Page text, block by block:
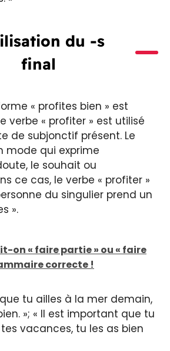
du -s
final
« profites bien » est
verbe « profiter » est utilisé
de subjonctif présent. Le
mode qui exprime
le souhait ou
ce cas, le verbe « profiter »
du singulier prend un
».
on « faire partie » ou « faire
correcte !
que tu ailles à la mer demain,
»; « Il est important que tu
vacances, tu les as bien